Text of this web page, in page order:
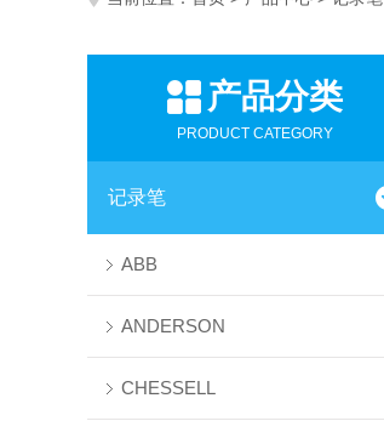
产品分类
PRODUCT CATEGORY
记录笔
ABB
ANDERSON
CHESSELL